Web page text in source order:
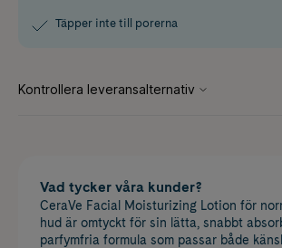
Täpper inte till porerna
Vad tycker våra kunder?
CeraVe Facial Moisturizing Lotion för
hud är omtyckt för sin lätta, snabbt
parfymfria formula som passar både